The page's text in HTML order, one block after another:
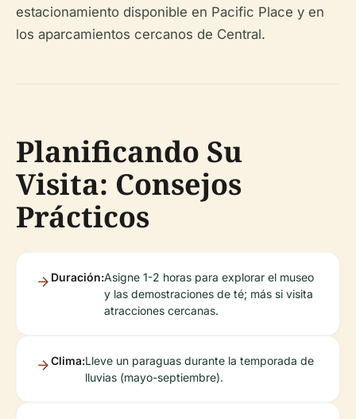
estacionamiento disponible en Pacific Place y en
los aparcamientos cercanos de Central.
Planificando Su
Visita: Consejos
Prácticos
Duración:Asigne 1-2 horas para explorar el museo
y las demostraciones de té; más si visita
atracciones cercanas.
Clima:Lleve un paraguas durante la temporada de
lluvias (mayo-septiembre).